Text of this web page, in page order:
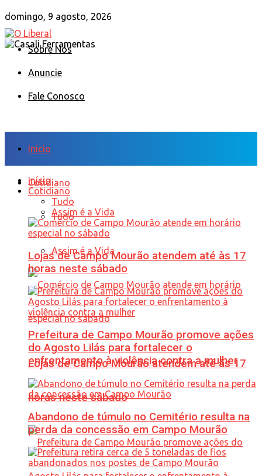
domingo, 9 agosto, 2026
Sobre Nós
Anuncie
Fale Conosco
Início
Cotidiano
Tudo
Assim é a Vida
Lojas de Campo Mourão atendem até às 17
horas neste sábado
Início
Cotidiano
Tudo
Assim é a Vida
Lojas de Campo Mourão atendem até às 17
horas neste sábado
Prefeitura de Campo Mourão promove ações
do Agosto Lilás para fortalecer o
enfrentamento à violência contra a mulher
Abandono de túmulo no Cemitério resulta na
perda da concessão em Campo Mourão